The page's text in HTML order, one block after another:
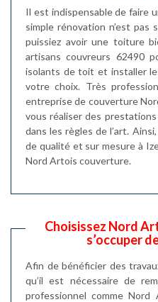
Il est indispensable de faire
simple rénovation n’est
puissiez avoir une toiture
artisans couvreurs 62490
isolants de toit et installer
votre choix. Très
entreprise de couverture
vous réaliser des
dans les règles de l’art.
de qualité et sur mesure à
Nord Artois couverture.
Choisissez Nord
s’occuper
Afin de bénéficier des
qu’il est nécessaire de
professionnel comme